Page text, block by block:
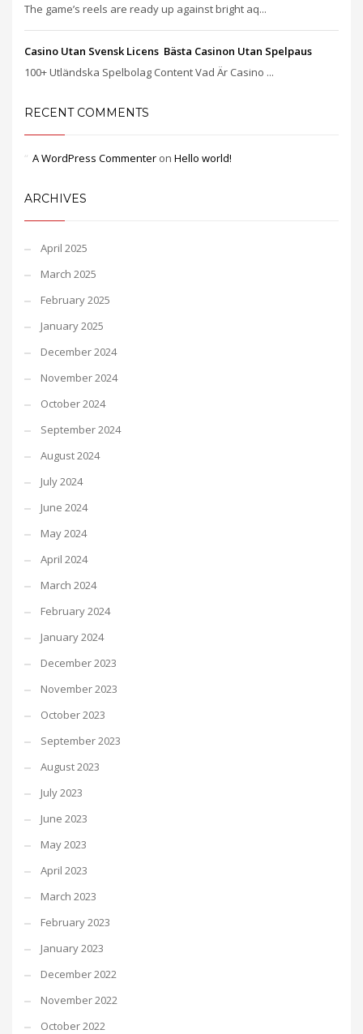
The game’s reels are ready up against bright aq...
Casino Utan Svensk Licens ️ Bästa Casinon Utan Spelpaus
100+ Utländska Spelbolag Content Vad Är Casino ...
RECENT COMMENTS
A WordPress Commenter on Hello world!
ARCHIVES
April 2025
March 2025
February 2025
January 2025
December 2024
November 2024
October 2024
September 2024
August 2024
July 2024
June 2024
May 2024
April 2024
March 2024
February 2024
January 2024
December 2023
November 2023
October 2023
September 2023
August 2023
July 2023
June 2023
May 2023
April 2023
March 2023
February 2023
January 2023
December 2022
November 2022
October 2022